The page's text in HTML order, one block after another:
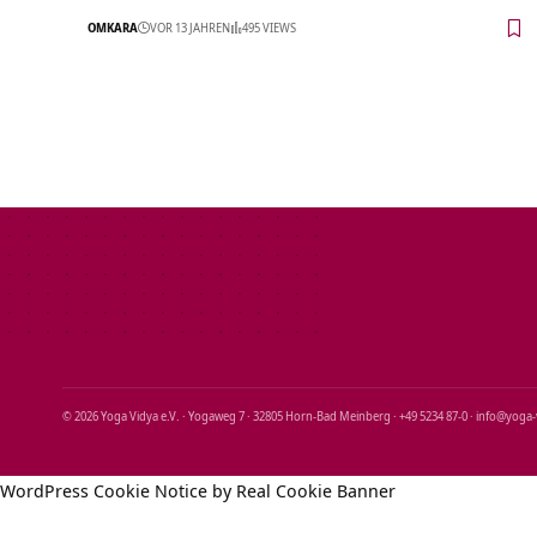
OMKARA VOR 13 JAHREN 495 VIEWS
© 2026 Yoga Vidya e.V. · Yogaweg 7 · 32805 Horn‑Bad Meinberg · +49 5234 87‑0 ·
WordPress Cookie Notice by Real Cookie Banner